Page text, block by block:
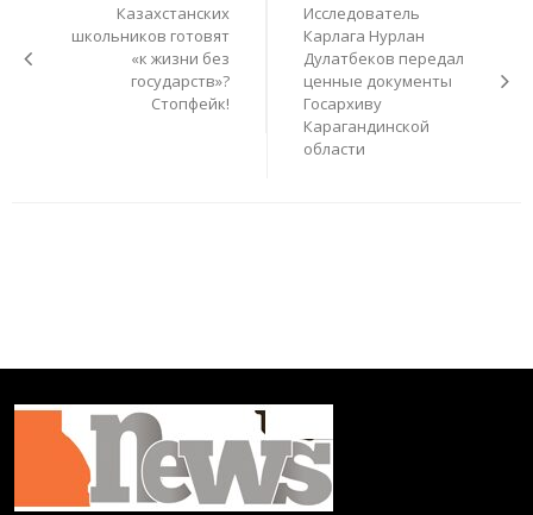
Казахстанских
школьников готовят
«к жизни без
государств»?
Стопфейк!
Исследователь
Карлага Нурлан
Дулатбеков передал
ценные документы
Госархиву
Карагандинской
области